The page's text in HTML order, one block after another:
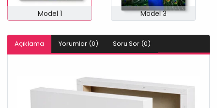
Model 1 Model 3
Açıklama Yorumlar (0) Soru Sor (0)